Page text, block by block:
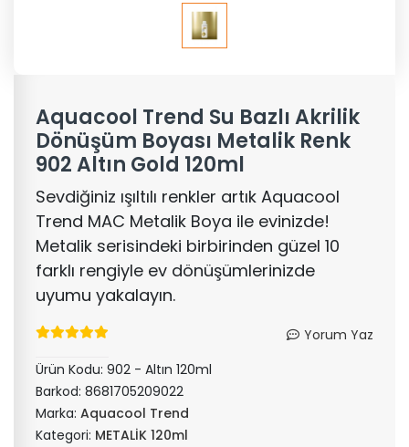
Aquacool Trend Su Bazlı Akrilik
Dönüşüm Boyası Metalik Renk
902 Altın Gold 120ml
Sevdiğiniz ışıltılı renkler artık Aquacool
Trend MAC Metalik Boya ile evinizde!
Metalik serisindeki birbirinden güzel 10
farklı rengiyle ev dönüşümlerinizde
uyumu yakalayın.
Yorum Yaz
Ürün Kodu: 902 - Altın 120ml
Barkod: 8681705209022
Marka: Aquacool Trend
Kategori: METALİK 120ml